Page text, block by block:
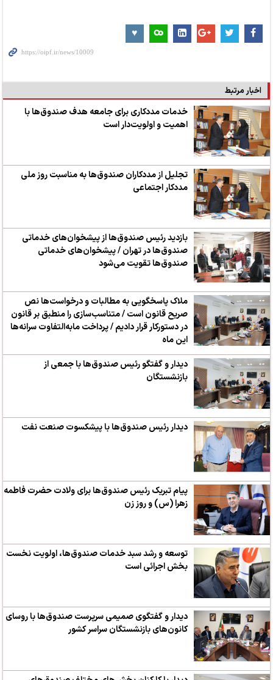
اخبار مرتبط
خدمات مددکاری برای جامعه هدف صندوق‌ها با
اهمیت و اولویت‌دار است
تجلیل از مددکاران صندوق‌ها به مناسبت روز ملی
مددکار اجتماعی
بازدید رئیس صندوق‌ها از پیشخوان‌های خدماتی
صندوق‌ها در تهران / پیشخوان‌های خدماتی
صندوق‌ها تقویت می‌شود
ملاک پاسخگویی به مطالبات و درخواست‌ها نص
صریح قانون است / متناسب‌سازی را منطبق بر قانون
در دستورکار قرار دادیم / پرداخت مابه‌التفاوت سرانه‌ها
این ماه
دیدار و گفتگو رئیس صندوق‌ها با جمعی از
بازنشستگان
دیدار رئیس صندوق‌ها با پیشکسوت صنعت نفت
پیام تبریک رئیس صندوق‌ها برای ولادت حضرت فاطمه
زهرا (س) و روز زن
توسعه و رشد سبد خدمات صندوق‌ها، اولویت نخست
بخش اجرائی است
دیدار و گفتگوی صمیمی سرپرست صندوق‌ها با روسای
کانون‌های بازنشستگان سراسر کشور